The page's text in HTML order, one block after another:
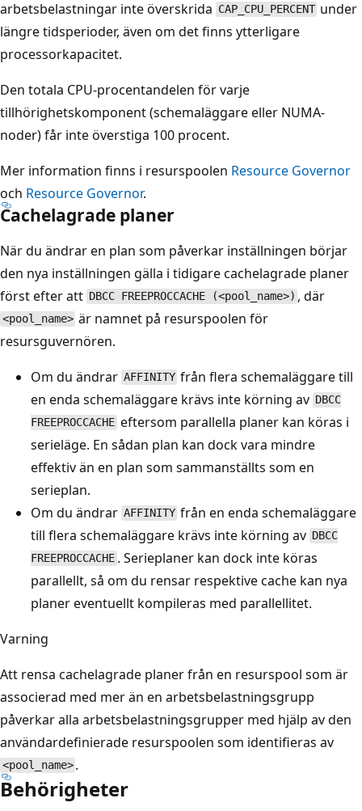
arbetsbelastningar inte överskrida CAP_CPU_PERCENT under
längre tidsperioder, även om det finns ytterligare
processorkapacitet.
Den totala CPU-procentandelen för varje
tillhörighetskomponent (schemaläggare eller NUMA-
noder) får inte överstiga 100 procent.
Mer information finns i resurspoolen Resource Governor
och Resource Governor.
Cachelagrade planer
När du ändrar en plan som påverkar inställningen börjar
den nya inställningen gälla i tidigare cachelagrade planer
först efter att DBCC FREEPROCCACHE (<pool_name>) , där
<pool_name> är namnet på resurspoolen för
resursguvernören.
Om du ändrar AFFINITY från flera schemaläggare till
en enda schemaläggare krävs inte körning av DBCC
FREEPROCCACHE eftersom parallella planer kan köras i
serieläge. En sådan plan kan dock vara mindre
effektiv än en plan som sammanställts som en
serieplan.
Om du ändrar AFFINITY från en enda schemaläggare
till flera schemaläggare krävs inte körning av DBCC
FREEPROCCACHE . Serieplaner kan dock inte köras
parallellt, så om du rensar respektive cache kan nya
planer eventuellt kompileras med parallellitet.
Varning
Att rensa cachelagrade planer från en resurspool som är
associerad med mer än en arbetsbelastningsgrupp
påverkar alla arbetsbelastningsgrupper med hjälp av den
användardefinierade resurspoolen som identifieras av
<pool_name> .
Behörigheter